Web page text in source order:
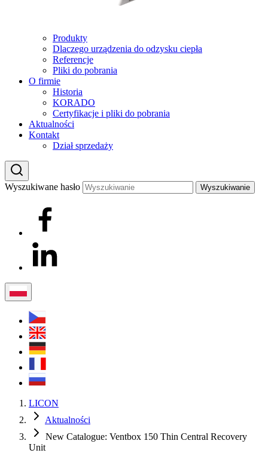
Produkty
Dlaczego urządzenia do odzysku ciepła
Referencje
Pliki do pobrania
O firmie
Historia
KORADO
Certyfikacje i pliki do pobrania
Aktualności
Kontakt
Dział sprzedaży
Wyszukiwane hasło Wyszukiwanie
LICON
Aktualności
New Catalogue: Ventbox 150 Thin Central Recovery
Unit